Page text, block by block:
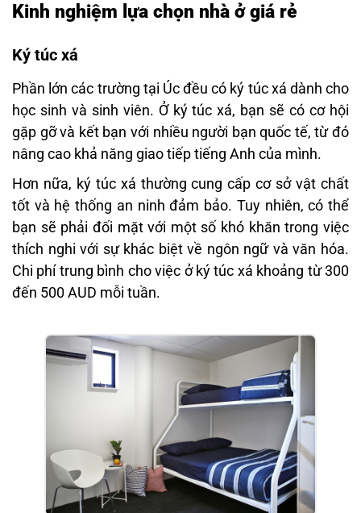
Kinh nghiệm lựa chọn nhà ở giá rẻ
Ký túc xá
Phần lớn các trường tại Úc đều có ký túc xá dành cho
học sinh và sinh viên. Ở ký túc xá, bạn sẽ có cơ hội
gặp gỡ và kết bạn với nhiều người bạn quốc tế, từ đó
nâng cao khả năng giao tiếp tiếng Anh của mình.
Hơn nữa, ký túc xá thường cung cấp cơ sở vật chất
tốt và hệ thống an ninh đảm bảo. Tuy nhiên, có thể
bạn sẽ phải đối mặt với một số khó khăn trong việc
thích nghi với sự khác biệt về ngôn ngữ và văn hóa.
Chi phí trung bình cho việc ở ký túc xá khoảng từ 300
đến 500 AUD mỗi tuần.